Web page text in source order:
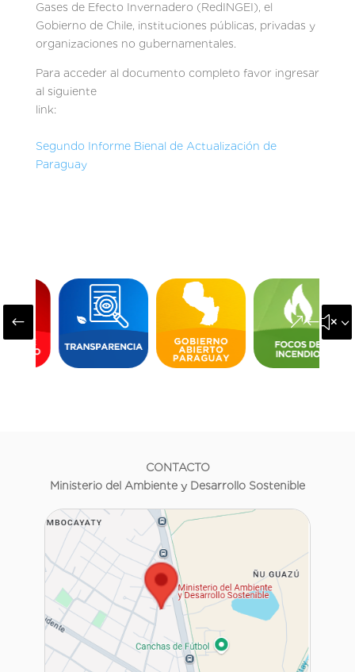
Gases de Efecto Invernadero (RedINGEI), el
Gobierno de Chile, instituciones públicas, privadas y
organizaciones no gubernamentales.
Para acceder al documento completo favor ingresar
al siguiente
link:
Segundo Informe Bienal de Actualización de
Paraguay
#
CONTACTO
Ministerio del Ambiente y Desarrollo Sostenible